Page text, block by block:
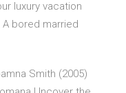
luxury vacation
bored married
Smith (2005)